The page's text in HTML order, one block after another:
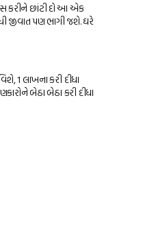
કરીને છાંટી દો આ એક
પણ ભાગી જશે. ઘરે
1 લાખના કરી દીધા
બેઠા બેઠા કરી દીધા